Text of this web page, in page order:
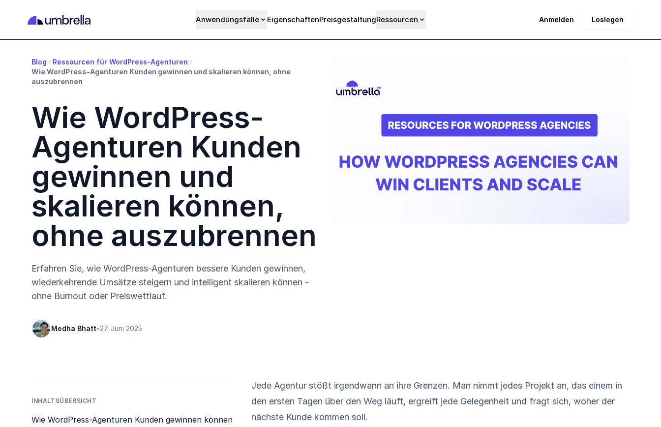
Anwendungsfälle EigenschaftenPreisgestaltungRessourcen Anmelden Loslegen
Blog
Ressourcen für WordPress-Agenturen
Wie WordPress-Agenturen Kunden gewinnen und skalieren können, ohne
auszubrennen
Wie WordPress-
Agenturen Kunden
gewinnen und
skalieren können,
ohne auszubrennen
Erfahren Sie, wie WordPress-Agenturen bessere Kunden gewinnen,
wiederkehrende Umsätze steigern und intelligent skalieren können -
ohne Burnout oder Preiswettlauf.
Medha Bhatt-27. Juni 2025
INHALTSÜBERSICHT
Wie WordPress-Agenturen Kunden gewinnen können
Jede Agentur stößt irgendwann an ihre Grenzen. Man nimmt jedes Projekt an, das einem in
den ersten Tagen über den Weg läuft, ergreift jede Gelegenheit und fragt sich, woher der
nächste Kunde kommen soll.